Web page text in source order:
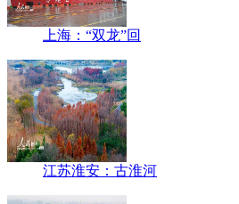
上海：“双龙”回
江苏淮安：古淮河